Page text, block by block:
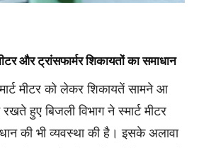
और ट्रांसफार्मर शिकायतों का समाधान
मीटर को लेकर शिकायतें सामने आ
हुए बिजली विभाग ने स्मार्ट मीटर
की भी व्यवस्था की है। इसके अलावा